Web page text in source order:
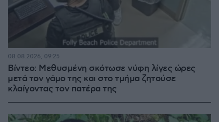
Βίντεο: Μεθυσμένη σκότωσε νύφη λίγες ώρες
μετά τον γάμο της και στο τμήμα ζητούσε
κλαίγοντας τον πατέρα της
08.08.2026, 09:25